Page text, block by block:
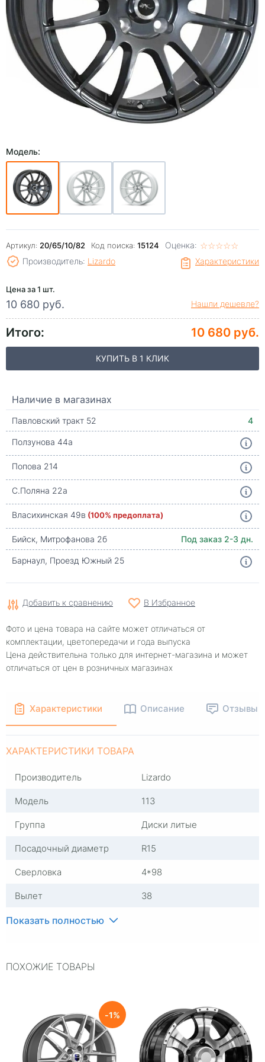
Модель:
Артикул: 20/65/10/82 Код поиска: 15124 Оценка: ☆☆☆☆☆
★★★★★
Характеристики
Производитель: Lizardo
Цена за 1 шт.
10 680 руб. Нашли дешевле?
Итого: 10 680 руб.
КУПИТЬ В 1 КЛИК
Наличие в магазинах
Павловский тракт 52
4
Ползунова 44а
Попова 214
С.Поляна 22а
Власихинская 49в (100% предоплата)
Бийск, Митрофанова 2б
Под заказ 2-3 дн.
Барнаул, Проезд Южный 25
Добавить к сравнению В Избранное
Фото и цена товара на сайте может отличаться от
комплектации, цветопередачи и года выпуска
Цена действительна только для интернет-магазина и может
отличаться от цен в розничных магазинах
Характеристики Описание Отзывы
ХАРАКТЕРИСТИКИ ТОВАРА
Производитель
Lizardo
Модель
113
Группа
Диски литые
Посадочный диаметр
R15
Сверловка
4*98
Вылет
38
ЦО
Применяемость
Гарантия
1 год
Цвет
Серый Глянец
Показать полностью
ПОХОЖИЕ ТОВАРЫ
1